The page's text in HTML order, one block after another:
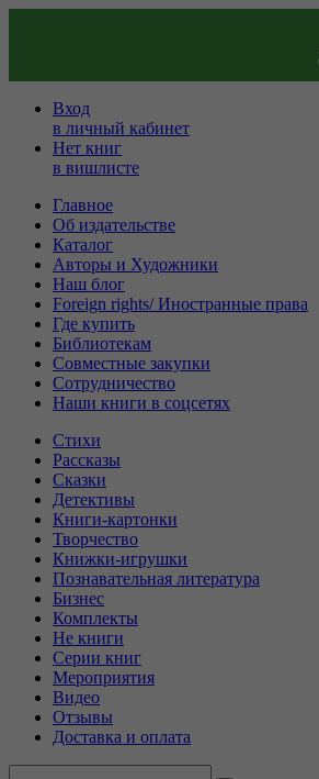
Вход
в личный кабинет
Нет книг
в вишлисте
Главное
Об издательстве
Каталог
Авторы и Художники
Наш блог
Foreign rights/ Иностранные права
Где купить
Библиотекам
Совместные закупки
Сотрудничество
Наши книги в соцсетях
Стихи
Рассказы
Сказки
Детективы
Книги-картонки
Творчество
Книжки-игрушки
Познавательная литература
Бизнес
Комплекты
Не книги
Серии книг
Мероприятия
Видео
Отзывы
Доставка и оплата